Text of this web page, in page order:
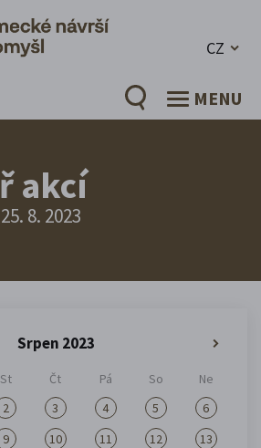
CZ
MENU
akcí
8. 2023
Srpen 2023
St Čt Pá So
Ne
2 3 4 5
6
9 10 11 12
13